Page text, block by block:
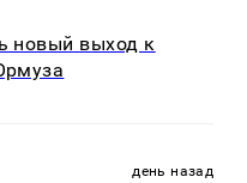
новый выход к
день назад